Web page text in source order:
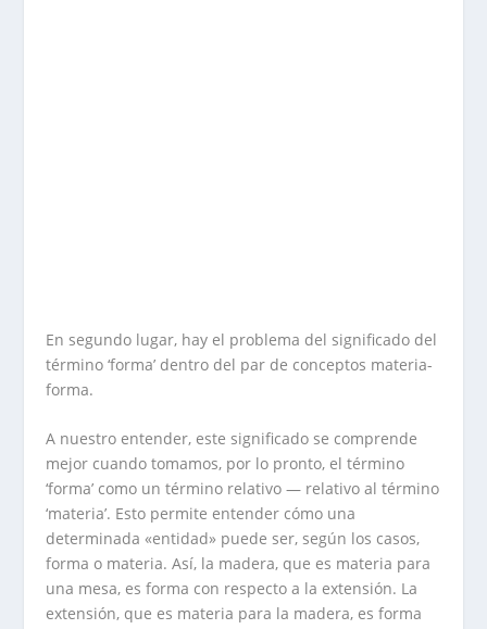
En segundo lugar, hay el problema del significado del
término ‘forma’ dentro del par de conceptos materia-
forma.
A nuestro entender, este significado se comprende
mejor cuando tomamos, por lo pronto, el término
‘forma’ como un término relativo — relativo al término
‘materia’. Esto permite entender cómo una
determinada «entidad» puede ser, según los casos,
forma o materia. Así, la madera, que es materia para
una mesa, es forma con respecto a la extensión. La
extensión, que es materia para la madera, es forma